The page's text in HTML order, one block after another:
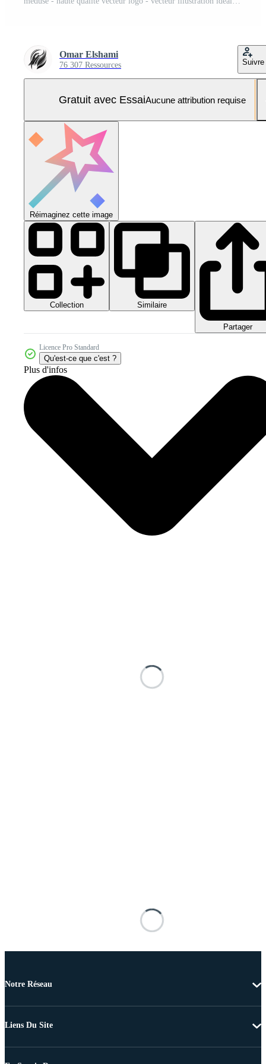
Omar Elshami
76 307 Ressources Suivre
Gratuit avec EssaiAucune attribution requise
Réimaginez cette image
Collection Similaire
Partager
Licence Pro Standard
Qu'est-ce que c'est ?
Plus d'infos
Notre Réseau
Liens Du Site